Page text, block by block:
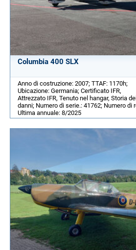
Columbia 400 SLX
Anno di costruzione: 2007; TTAF: 1170h;
Ubicazione: Germania; Certificato IFR,
Attrezzato IFR, Tenuto nel hangar, Storia
danni; Numero di serie.: 41762; Numero di
Ultima annuale: 8/2025